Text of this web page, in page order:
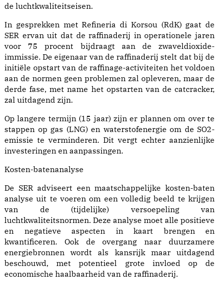
de luchtkwaliteitseisen.
In gesprekken met Refineria di Korsou (RdK) gaat de
SER ervan uit dat de raffinaderij in operationele jaren
voor 75 procent bijdraagt aan de zwaveldioxide-
immissie. De eigenaar van de raffinaderij stelt dat bij de
initiële opstart van de raffinage-activiteiten het voldoen
aan de normen geen problemen zal opleveren, maar de
derde fase, met name het opstarten van de catcracker,
zal uitdagend zijn.
Op langere termijn (15 jaar) zijn er plannen om over te
stappen op gas (LNG) en waterstofenergie om de SO2-
emissie te verminderen. Dit vergt echter aanzienlijke
investeringen en aanpassingen.
Kosten-batenanalyse
De SER adviseert een maatschappelijke kosten-baten
analyse uit te voeren om een volledig beeld te krijgen
van de (tijdelijke) versoepeling van
luchtkwaliteitsnormen. Deze analyse moet alle positieve
en negatieve aspecten in kaart brengen en
kwantificeren. Ook de overgang naar duurzamere
energiebronnen wordt als kansrijk maar uitdagend
beschouwd, met potentieel grote invloed op de
economische haalbaarheid van de raffinaderij.